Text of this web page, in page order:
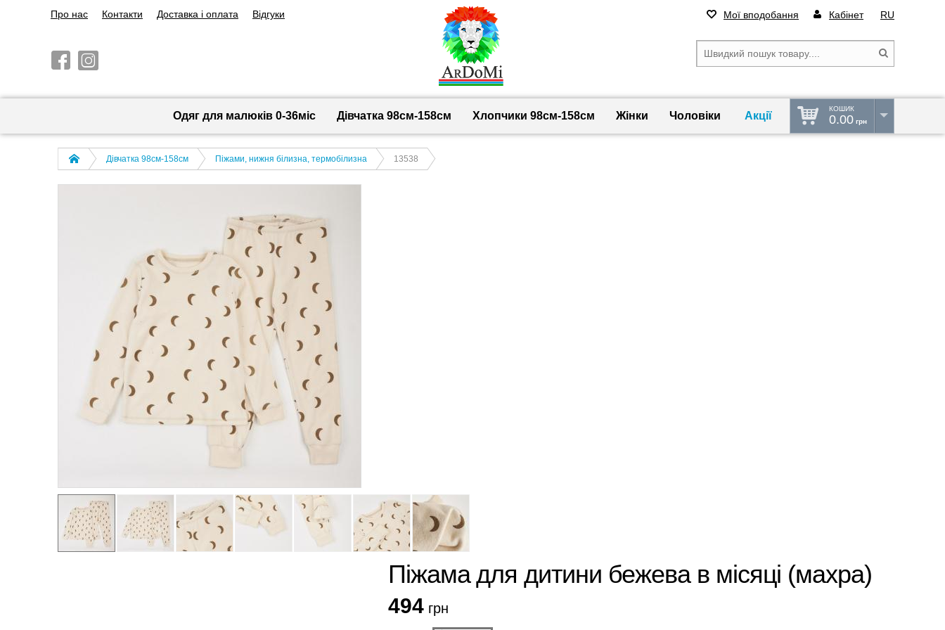
Про нас Контакти Доставка і оплата Відгуки Мої вподобання Кабінет RU
Одяг для малюків 0-36міс Дівчатка 98cм-158см Хлопчики 98см-158см Жінки Чоловіки Акції
КОШИК
0.00 грн
Дівчатка 98cм-158см Піжами, нижня білизна, термобілизна 13538
Піжама для дитини бежева в місяці (махра)
494 грн